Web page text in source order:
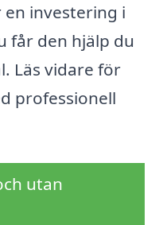
investering i
får den hjälp du
Läs vidare för
professionell
utan